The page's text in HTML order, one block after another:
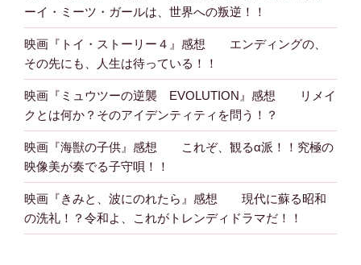
ーイ・ミーツ・ガールは、世界への叛逆！！
映画『トイ・ストーリー４』感想 エンディングの、
その先にも、人生は待っている！！
映画『ミュウツーの逆襲 EVOLUTION』感想 リメイ
クとは何か？そのアイデンティティを問う！？
映画『海獣の子供』感想 これぞ、観るα派！！究極の
映像美が奏でる子守唄！！
映画『きみと、波にのれたら』感想 現代に蘇る昭和
の洗礼！？令和よ、これがトレンディドラマだ！！